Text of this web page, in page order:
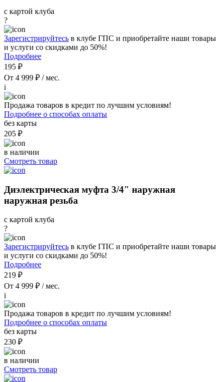
с картой клуба
?
Зарегистрируйтесь в клубе ГПС и приобретайте наши товары
и услуги со скидками до 50%!
Подробнее
195 ₽
От 4 999 ₽ / мес.
i
Продажа товаров в кредит по лучшим условиям!
Подробнее о способах оплаты
без карты
205 ₽
в наличии
Смотреть товар
Диэлектрическая муфта 3/4" наружная
наружная резьба
с картой клуба
?
Зарегистрируйтесь в клубе ГПС и приобретайте наши товары
и услуги со скидками до 50%!
Подробнее
219 ₽
От 4 999 ₽ / мес.
i
Продажа товаров в кредит по лучшим условиям!
Подробнее о способах оплаты
без карты
230 ₽
в наличии
Смотреть товар